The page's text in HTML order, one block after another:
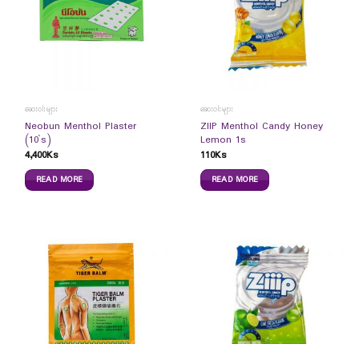
ဆေးဝါးများ
Neobun Menthol Plaster
(10`s)
4,400Ks
READ MORE
ဆေးဝါးများ
ZIIP Menthol Candy Honey
Lemon 1s
110Ks
READ MORE